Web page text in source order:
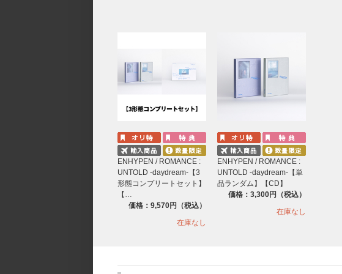
ENHYPEN / ROMANCE :
UNTOLD -daydream-【3
形態コンプリートセット】
【…
価格：9,570円（税込）
在庫なし
ENHYPEN / ROMANCE :
UNTOLD -daydream-【単
品ランダム】【CD】
価格：3,300円（税込）
在庫なし